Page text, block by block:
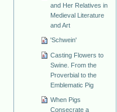
and Her Relatives in
Medieval Literature
and Art
'Schwein'
Casting Flowers to
Swine. From the
Proverbial to the
Emblematic Pig
When Pigs
Consecrate a